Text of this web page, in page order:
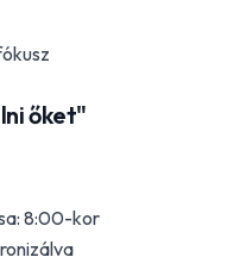
őket"
8:00-kor